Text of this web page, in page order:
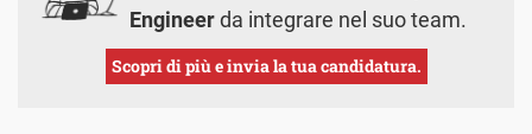
Engineerda integrare nel suo team.
Scopri di più e invia la tua candidatura.